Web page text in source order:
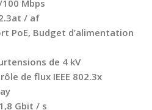
Mbps
/ af
PoE, Budget d’alimentation
de 4 kV
de flux IEEE 802.3x
Gbit / s